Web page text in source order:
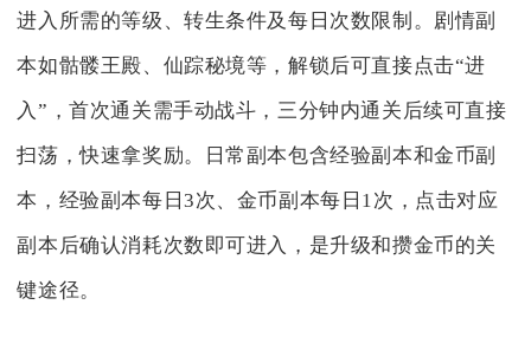
进入所需的等级、转生条件及每日次数限制。剧情副
本如骷髅王殿、仙踪秘境等，解锁后可直接点击“进
入”，首次通关需手动战斗，三分钟内通关后续可直接
扫荡，快速拿奖励。日常副本包含经验副本和金币副
本，经验副本每日3次、金币副本每日1次，点击对应
副本后确认消耗次数即可进入，是升级和攒金币的关
键途径。